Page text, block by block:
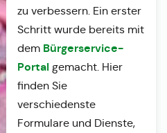
zu verbessern. Ein erster
Schritt wurde bereits mit
dem Bürgerservice-
Portalgemacht. Hier
finden Sie
verschiedenste
Formulare und Dienste,